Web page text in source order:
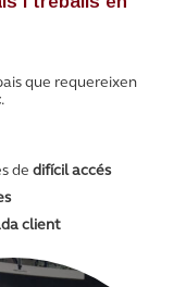
que requereixen
.
de difícil accés
client